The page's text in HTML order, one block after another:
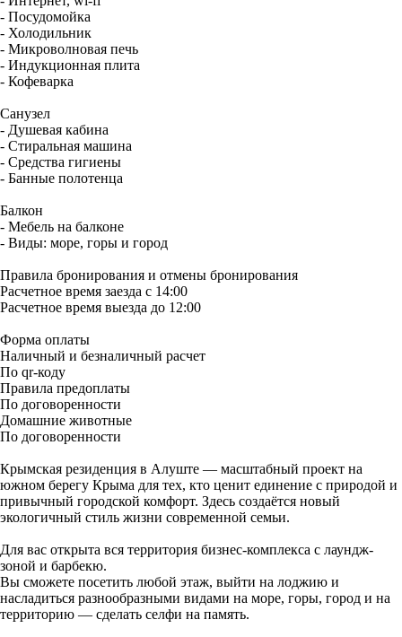
- Посудомойка
- Холодильник
- Микроволновая печь
- Индукционная плита
- Кофеварка
Санузел
- Душевая кабина
- Стиральная машина
- Средства гигиены
- Банные полотенца
Балкон
- Мебель на балконе
- Виды: море, горы и город
Правила бронирования и отмены бронирования
Расчетное время заезда с 14:00
Расчетное время выезда до 12:00
Форма оплаты
Наличный и безналичный расчет
По qr-коду
Правила предоплаты
По договоренности
Домашние животные
По договоренности
Крымская резиденция в Алуште — масштабный проект на
южном берегу Крыма для тех, кто ценит единение с природой и
привычный городской комфорт. Здесь создаётся новый
экологичный стиль жизни современной семьи.
Для вас открыта вся территория бизнес-комплекса с лаундж-
зоной и барбекю.
Вы сможете посетить любой этаж, выйти на лоджию и
насладиться разнообразными видами на море, горы, город и на
территорию — сделать селфи на память.